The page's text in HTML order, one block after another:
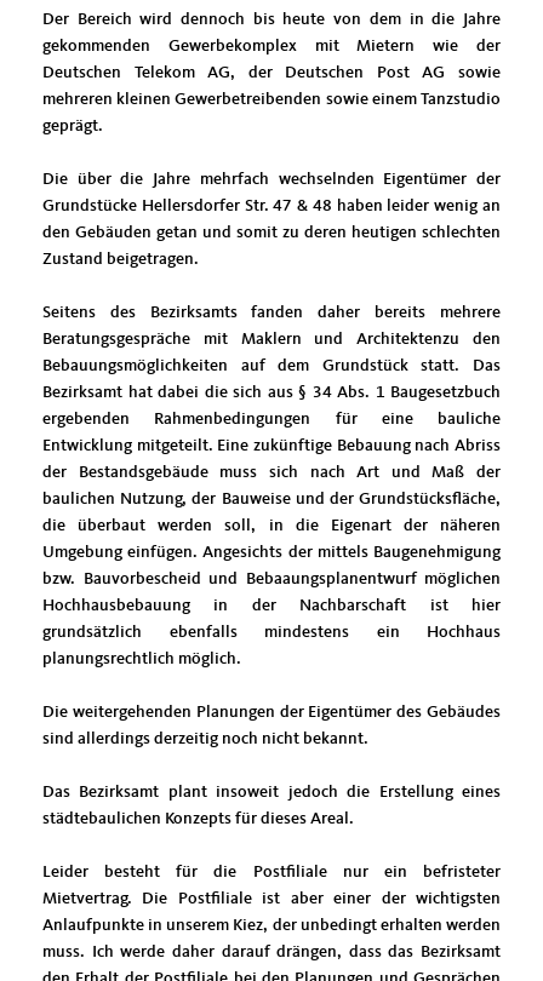
Der Bereich wird dennoch bis heute von dem in die Jahre
gekommenden Gewerbekomplex mit Mietern wie der
Deutschen Telekom AG, der Deutschen Post AG sowie
mehreren kleinen Gewerbetreibenden sowie einem Tanzstudio
geprägt.
Die über die Jahre mehrfach wechselnden Eigentümer der
Grundstücke Hellersdorfer Str. 47 & 48 haben leider wenig an
den Gebäuden getan und somit zu deren heutigen schlechten
Zustand beigetragen.
Seitens des Bezirksamts fanden daher bereits mehrere
Beratungsgespräche mit Maklern und Architektenzu den
Bebauungsmöglichkeiten auf dem Grundstück statt. Das
Bezirksamt hat dabei die sich aus § 34 Abs. 1 Baugesetzbuch
ergebenden Rahmenbedingungen für eine bauliche
Entwicklung mitgeteilt. Eine zukünftige Bebauung nach Abriss
der Bestandsgebäude muss sich nach Art und Maß der
baulichen Nutzung, der Bauweise und der Grundstücksfläche,
die überbaut werden soll, in die Eigenart der näheren
Umgebung einfügen. Angesichts der mittels Baugenehmigung
bzw. Bauvorbescheid und Bebaaungsplanentwurf möglichen
Hochhausbebauung in der Nachbarschaft ist hier
grundsätzlich ebenfalls mindestens ein Hochhaus
planungsrechtlich möglich.
Die weitergehenden Planungen der Eigentümer des Gebäudes
sind allerdings derzeitig noch nicht bekannt.
Das Bezirksamt plant insoweit jedoch die Erstellung eines
städtebaulichen Konzepts für dieses Areal.
Leider besteht für die Postfiliale nur ein befristeter
Mietvertrag. Die Postfiliale ist aber einer der wichtigsten
Anlaufpunkte in unserem Kiez, der unbedingt erhalten werden
muss. Ich werde daher darauf drängen, dass das Bezirksamt